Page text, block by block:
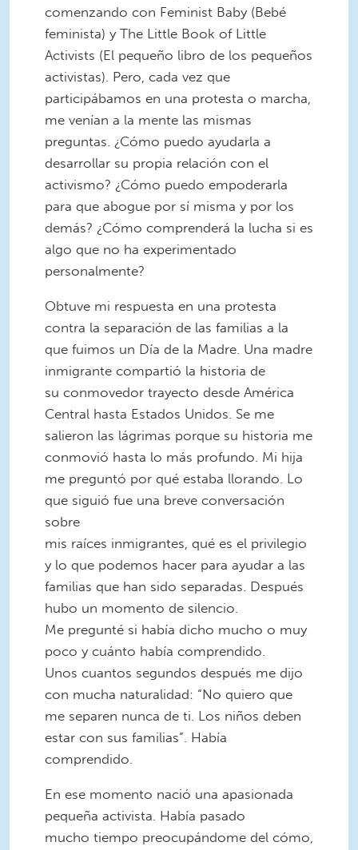
comenzando con Feminist Baby (Bebé
feminista) y The Little Book of Little
Activists (El pequeño libro de los pequeños
activistas). Pero, cada vez que
participábamos en una protesta o marcha,
me venían a la mente las mismas
preguntas. ¿Cómo puedo ayudarla a
desarrollar su propia relación con el
activismo? ¿Cómo puedo empoderarla
para que abogue por sí misma y por los
demás? ¿Cómo comprenderá la lucha si es
algo que no ha experimentado
personalmente?
Obtuve mi respuesta en una protesta
contra la separación de las familias a la
que fuimos un Día de la Madre. Una madre
inmigrante compartió la historia de
su conmovedor trayecto desde América
Central hasta Estados Unidos. Se me
salieron las lágrimas porque su historia me
conmovió hasta lo más profundo. Mi hija
me preguntó por qué estaba llorando. Lo
que siguió fue una breve conversación
sobre
mis raíces inmigrantes, qué es el privilegio
y lo que podemos hacer para ayudar a las
familias que han sido separadas. Después
hubo un momento de silencio.
Me pregunté si había dicho mucho o muy
poco y cuánto había comprendido.
Unos cuantos segundos después me dijo
con mucha naturalidad: “No quiero que
me separen nunca de ti. Los niños deben
estar con sus familias”. Había
comprendido.
En ese momento nació una apasionada
pequeña activista. Había pasado
mucho tiempo preocupándome del cómo,